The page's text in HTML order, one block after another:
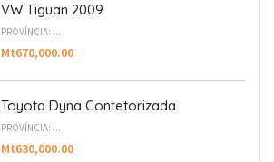
VW Tiguan 2009
PROVÍNCIA: ...
Mt670,000.00
Toyota Dyna Contetorizada
PROVÍNCIA: ...
Mt630,000.00